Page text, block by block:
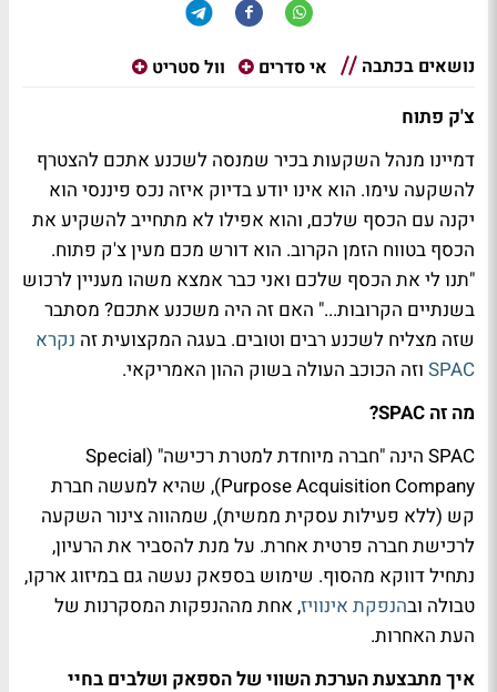
נושאים בכתבה אי סדרים וול סטריט
צ'ק פתוח
דמיינו מנהל השקעות בכיר שמנסה לשכנע אתכם להצטרף
להשקעה עימו. הוא אינו יודע בדיוק איזה נכס פיננסי הוא
יקנה עם הכסף שלכם, והוא אפילו לא מתחייב להשקיע את
הכסף בטווח הזמן הקרוב. הוא דורש מכם מעין צ'ק פתוח.
"תנו לי את הכסף שלכם ואני כבר אמצא משהו מעניין לרכוש
בשנתיים הקרובות..." האם זה היה משכנע אתכם? מסתבר
שזה מצליח לשכנע רבים וטובים. בעגה המקצועית זה נקרא
SPAC וזה הכוכב העולה בשוק ההון האמריקאי.
מה זה SPAC?
SPAC הינה "חברה מיוחדת למטרת רכישה" (Special
Purpose Acquisition Company), שהיא למעשה חברת
קש (ללא פעילות עסקית ממשית), שמהווה צינור השקעה
לרכישת חברה פרטית אחרת. על מנת להסביר את הרעיון,
נתחיל דווקא מהסוף. שימוש בספאק נעשה גם במיזוג ארקו,
טבולה ובהנפקת אינוויז, אחת מההנפקות המסקרנות של
העת האחרות.
איך מתבצעת הערכת השווי של הספאק ושלבים בחיי